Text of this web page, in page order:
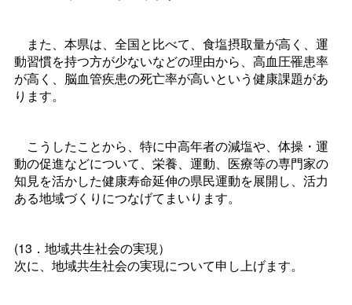
また、本県は、全国と比べて、食塩摂取量が高く、運
動習慣を持つ方が少ないなどの理由から、高血圧罹患率
が高く、脳血管疾患の死亡率が高いという健康課題があ
ります。
こうしたことから、特に中高年者の減塩や、体操・運
動の促進などについて、栄養、運動、医療等の専門家の
知見を活かした健康寿命延伸の県民運動を展開し、活力
ある地域づくりにつなげてまいります。
(13．地域共生社会の実現）
次に、地域共生社会の実現について申し上げます。